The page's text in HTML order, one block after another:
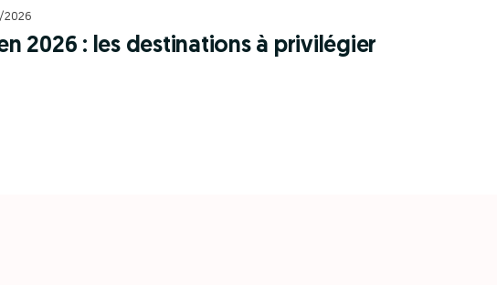
2026
2026 : les destinations à privilégier